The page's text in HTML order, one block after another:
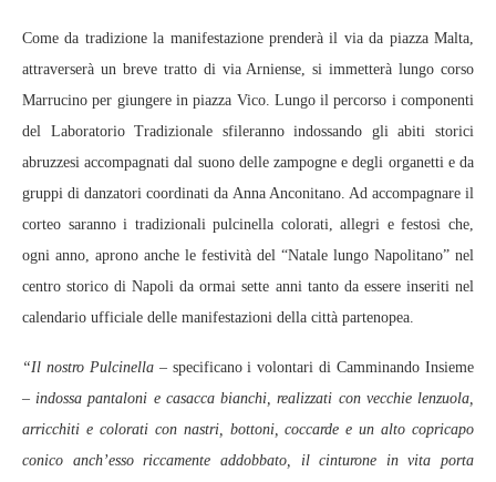
Come da tradizione la manifestazione prenderà il via da piazza Malta,
attraverserà un breve tratto di via Arniense, si immetterà lungo corso
Marrucino per giungere in piazza Vico. Lungo il percorso i componenti
del Laboratorio Tradizionale sfileranno indossando gli abiti storici
abruzzesi accompagnati dal suono delle zampogne e degli organetti e da
gruppi di danzatori coordinati da Anna Anconitano. Ad accompagnare il
corteo saranno i tradizionali pulcinella colorati, allegri e festosi che,
ogni anno, aprono anche le festività del “Natale lungo Napolitano” nel
centro storico di Napoli da ormai sette anni tanto da essere inseriti nel
calendario ufficiale delle manifestazioni della città partenopea.
“Il nostro Pulcinella – specificano i volontari di Camminando Insieme
– indossa pantaloni e casacca bianchi, realizzati con vecchie lenzuola,
arricchiti e colorati con nastri, bottoni, coccarde e un alto copricapo
conico anch’esso riccamente addobbato, il cinturone in vita porta